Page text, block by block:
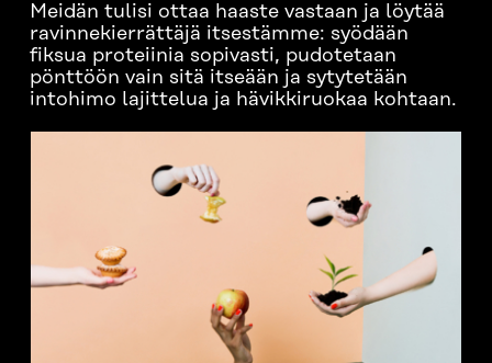
Meidän tulisi ottaa haaste vastaan ja löytää
ravinnekierrättäjä itsestämme: syödään
fiksua proteiinia sopivasti, pudotetaan
pönttöön vain sitä itseään ja sytytetään
intohimo lajittelua ja hävikkiruokaa kohtaan.